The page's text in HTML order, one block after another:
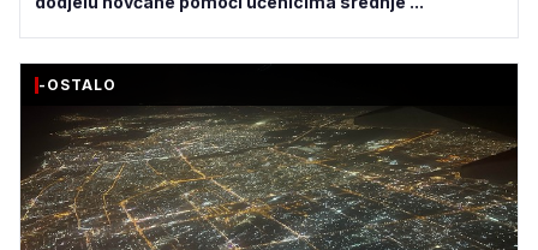
-OSTALO